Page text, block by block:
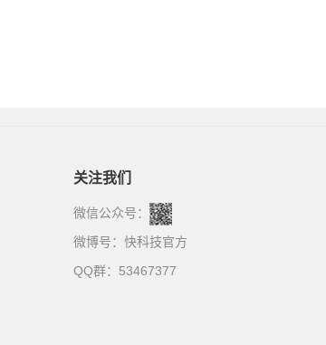
关注我们
微信公众号：
微博号： 快科技官方
QQ群：53467377